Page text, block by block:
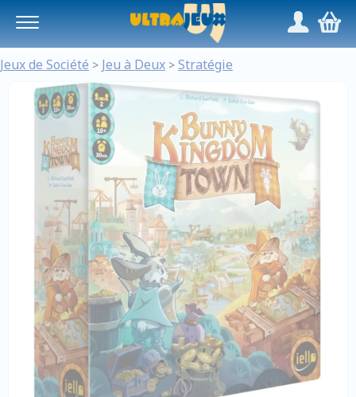
/,
Jeux de Société > Jeu à Deux > Stratégie